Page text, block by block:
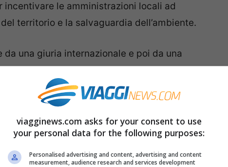
le amministrazioni locali ad
territorio e la salvaguardia dell’ambiente.
una giuria internazionale e poi da una
Fee numerosi enti: Ministero
del Turismo, il Comando generale delle
il Laboratorio di oceanologia ed
il Consiglio nazionale dei chimici,
balneari (Sib-Confcommercio e Fiba-
viagginews.com asks for your consent to use
your personal data for the following purposes:
Personalised advertising and content, advertising and content
measurement, audience research and services development